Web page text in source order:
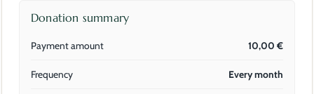
Donation summary
Payment amount 10,00 €
Frequency Every month